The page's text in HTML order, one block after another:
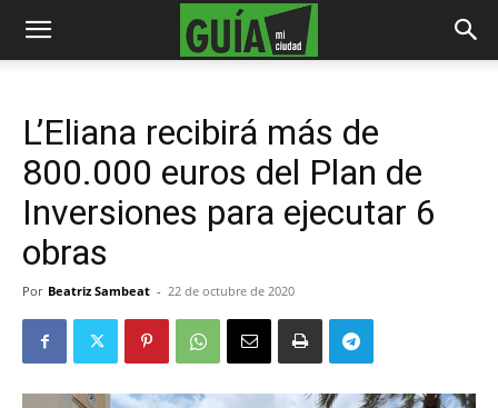
L’Eliana recibirá más de
800.000 euros del Plan de
Inversiones para ejecutar 6
obras
Por Beatriz Sambeat - 22 de octubre de 2020